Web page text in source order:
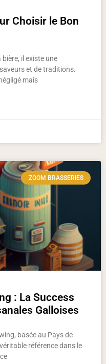
Choisir le Bon
il existe une
et de traditions.
mais
ZOOM BRASSERIES
: La Success
Galloises
basée au Pays de
référence dans le